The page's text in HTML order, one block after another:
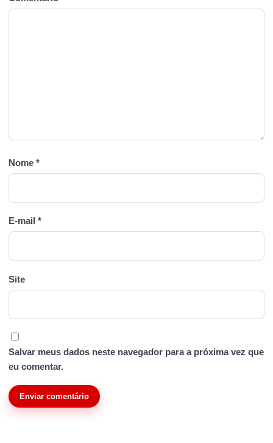
Nome *
E-mail *
Site
Salvar meus dados neste navegador para a próxima vez que
eu comentar.